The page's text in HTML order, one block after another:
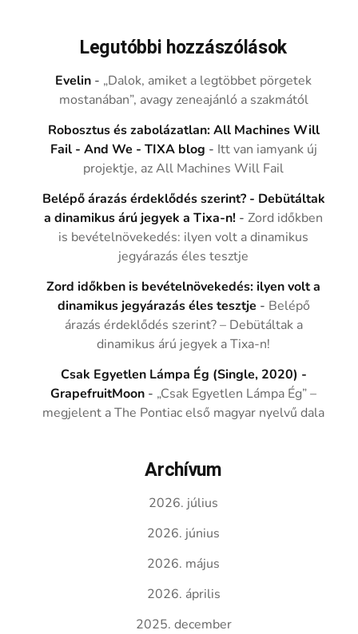
Legutóbbi hozzászólások
Evelin - „Dalok, amiket a legtöbbet pörgetek
mostanában”, avagy zeneajánló a szakmától
Robosztus és zabolázatlan: All Machines Will
Fail - And We - TIXA blog - Itt van iamyank új
projektje, az All Machines Will Fail
Belépő árazás érdeklődés szerint? - Debütáltak
a dinamikus árú jegyek a Tixa-n! -Zord időkben
is bevételnövekedés: ilyen volt a dinamikus
jegyárazás éles tesztje
Zord időkben is bevételnövekedés: ilyen volt a
dinamikus jegyárazás éles tesztje - Belépő
árazás érdeklődés szerint? – Debütáltak a
dinamikus árú jegyek a Tixa-n!
Csak Egyetlen Lámpa Ég (Single, 2020) -
GrapefruitMoon - „Csak Egyetlen Lámpa Ég” –
megjelent a The Pontiac első magyar nyelvű dala
Archívum
2026. július
2026. június
2026. május
2026. április
2025. december